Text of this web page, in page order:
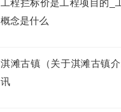
工程拦标价是工程项目的_
概念是什么
淇滩古镇（关于淇滩古镇
讯